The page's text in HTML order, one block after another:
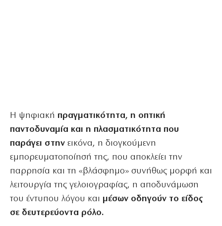
Η ψηφιακή πραγματικότητα, η οπτική
παντοδυναμία και η πλασματικότητα που
παράγει στην εικόνα, η διογκούμενη
εμπορευματοποίησή της, που αποκλείει την
παρρησία και τη «βλάσφημο» συνήθως μορφή και
λειτουργία της γελοιογραφίας, η αποδυνάμωση
του έντυπου λόγου και μέσων οδηγούν το είδος
σε δευτερεύοντα ρόλο.